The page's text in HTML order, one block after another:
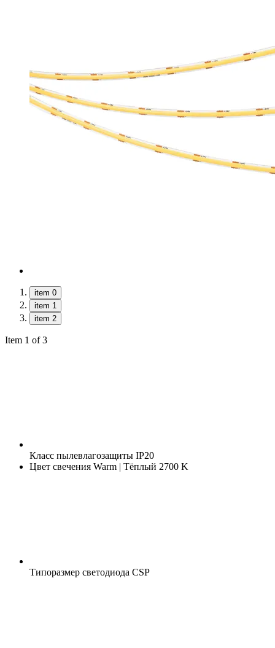
item 0
item 1
item 2
Item 1 of 3
Класс пылевлагозащиты IP20
Цвет свечения Warm | Тёплый 2700 K
Типоразмер светодиода CSP